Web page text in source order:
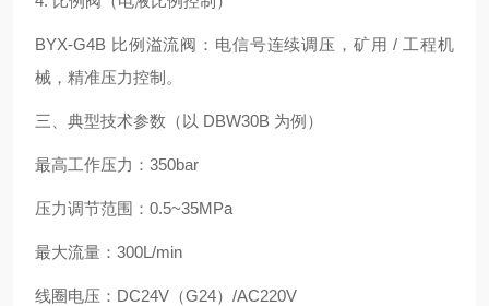
BYX‑G4B 比例溢流阀：电信号连续调压，矿用 / 工程机
械，精准压力控制。
三、典型技术参数（以 DBW30B 为例）
最高工作压力：350bar
压力调节范围：0.5~35MPa
最大流量：300L/min
线圈电压：DC24V（G24）/AC220V